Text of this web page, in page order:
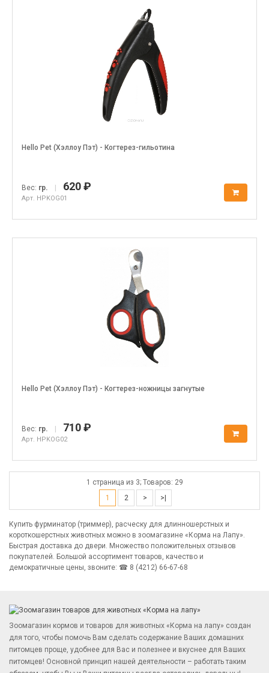
Hello Pet (Хэллоу Пэт) - Когтерез-гильотина
Вес: гр. | 620 ₽
Арт. HPKOG01
Hello Pet (Хэллоу Пэт) - Когтерез-ножницы загнутые
Вес: гр. | 710 ₽
Арт. HPKOG02
1 страница из 3; Товаров: 29
1
2 > >|
Купить фурминатор (триммер), расческу для длинношерстных и
короткошерстных животных можно в зоомагазине «Корма на Лапу».
Быстрая доставка до двери. Множество положительных отзывов
покупателей. Большой ассортимент товаров, качество и
демократичные цены, звоните: ☎ 8 (4212) 66-67-68
Зоомагазин кормов и товаров для животных «Корма на лапу» создан
для того, чтобы помочь Вам сделать содержание Ваших домашних
питомцев проще, удобнее для Вас и полезнее и вкуснее для Ваших
питомцев! Основной принцип нашей деятельности – работать таким